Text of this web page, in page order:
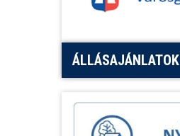
ÁLLÁSAJÁNLATOK